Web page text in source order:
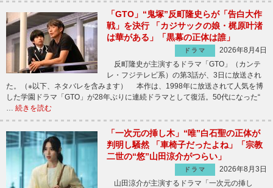
「GTO」“鬼塚”反町隆史らが「告白大作
戦」を決行 「カジサックの娘・梶原叶渚
は華がある」「黒幕の正体は誰」
ドラマ
2026年8月4日
反町隆史が主演するドラマ「GTO」（カンテ
レ・フジテレビ系）の第3話が、3日に放送され
た。（※以下、ネタバレを含みます） 本作は、1998年に放送されて人気を博
した学園ドラマ「GTO」が28年ぶりに連続ドラマとして復活。50代になった“
… 続きを読む
「一次元の挿し木」“唯”白石聖の正体が
判明し騒然 「車椅子だったよね」「宗教
二世の“悠”山田涼介がつらい」
ドラマ
2026年8月3日
山田涼介が主演するドラマ「一次元の挿し